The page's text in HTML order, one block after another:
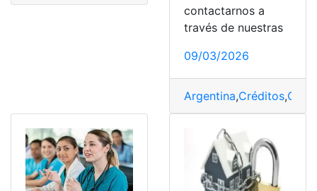
contactarnos a
través de nuestras
09/03/2026
Argentina,Créditos,